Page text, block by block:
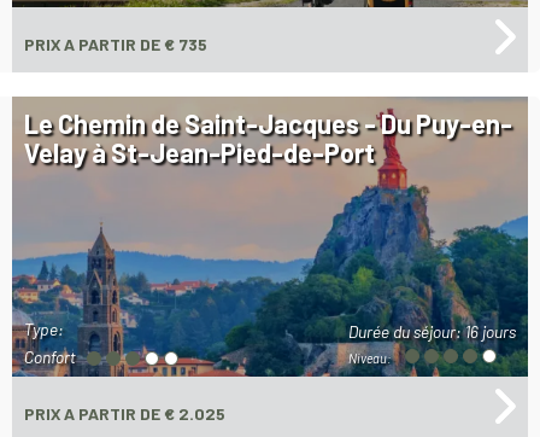
PRIXA PARTIR DE € 735
Le Chemin de Saint-Jacques - Du Puy-en-
Velay à St-Jean-Pied-de-Port
Durée du séjour:16 jours
Niveau:
Type:
Confort
PRIXA PARTIR DE € 2.025